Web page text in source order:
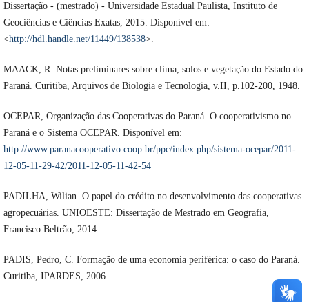
Dissertação - (mestrado) - Universidade Estadual Paulista, Instituto de
Geociências e Ciências Exatas, 2015. Disponível em:
<http://hdl.handle.net/11449/138538>.
MAACK, R. Notas preliminares sobre clima, solos e vegetação do Estado do
Paraná. Curitiba, Arquivos de Biologia e Tecnologia, v.II, p.102-200, 1948.
OCEPAR, Organização das Cooperativas do Paraná. O cooperativismo no
Paraná e o Sistema OCEPAR. Disponível em:
http://www.paranacooperativo.coop.br/ppc/index.php/sistema-ocepar/2011-
12-05-11-29-42/2011-12-05-11-42-54
PADILHA, Wilian. O papel do crédito no desenvolvimento das cooperativas
agropecuárias. UNIOESTE: Dissertação de Mestrado em Geografia,
Francisco Beltrão, 2014.
PADIS, Pedro, C. Formação de uma economia periférica: o caso do Paraná.
Curitiba, IPARDES, 2006.